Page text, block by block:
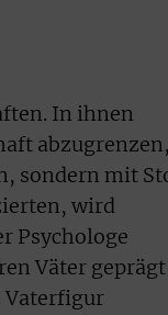
In ihnen
abzugrenzen,
sondern mit
wird
Psychologe
Väter geprägt
Vaterfigur